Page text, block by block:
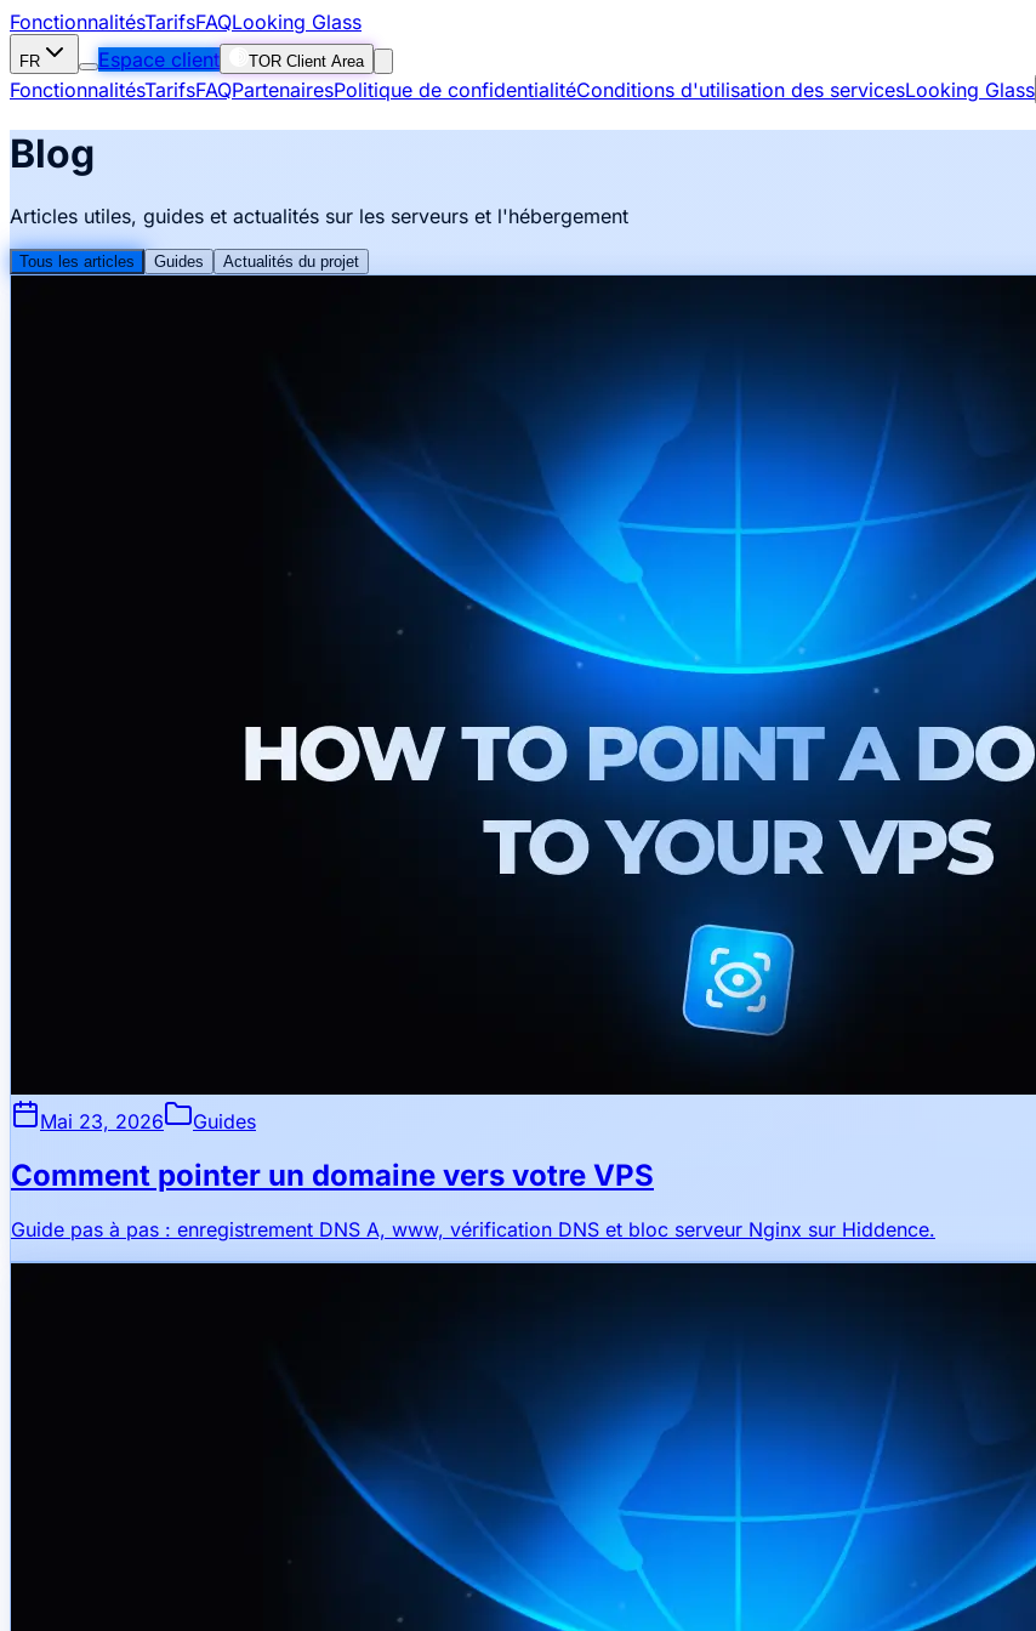
FonctionnalitésTarifsFAQLooking Glass
FR Espace client TOR Client Area
FonctionnalitésTarifsFAQPartenairesPolitique de confidentialitéConditions d'utilisation des servicesLooking Glass
Blog
Articles utiles, guides et actualités sur les serveurs et l'hébergement
Tous les articles Guides Actualités du projet
Mai 23, 2026 Guides
Comment pointer un domaine vers votre VPS
Guide pas à pas : enregistrement DNS A, www, vérification DNS et bloc serveur Nginx sur Hiddence.